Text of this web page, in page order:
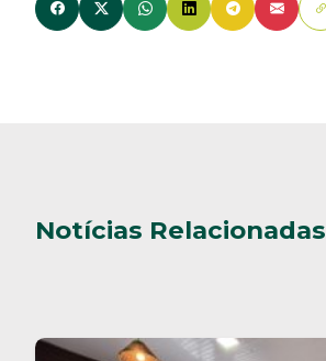
Notícias Relacionadas